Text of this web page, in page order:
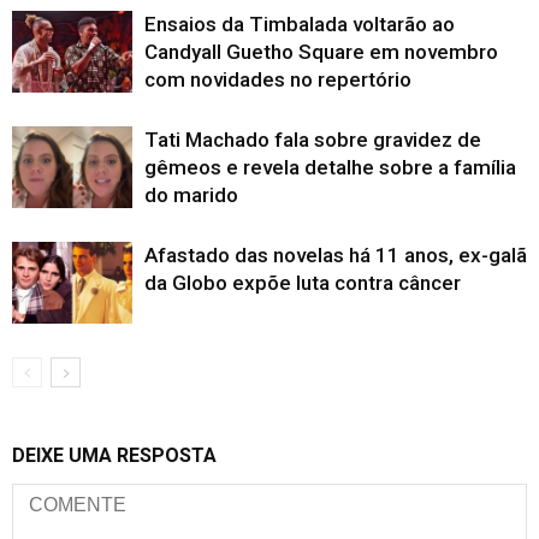
Ensaios da Timbalada voltarão ao
Candyall Guetho Square em novembro
com novidades no repertório
Tati Machado fala sobre gravidez de
gêmeos e revela detalhe sobre a família
do marido
Afastado das novelas há 11 anos, ex-galã
da Globo expõe luta contra câncer
DEIXE UMA RESPOSTA